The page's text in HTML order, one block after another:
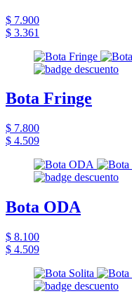
$ 7.900
$ 3.361
Bota Fringe
$ 7.800
$ 4.509
Bota ODA
$ 8.100
$ 4.509